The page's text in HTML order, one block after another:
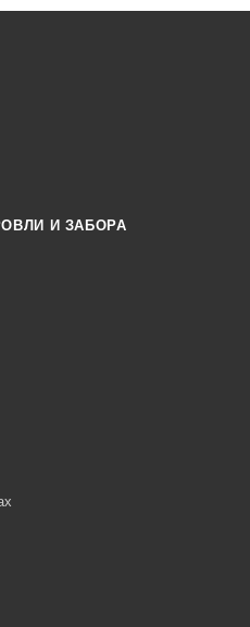
И ЗАБОРА